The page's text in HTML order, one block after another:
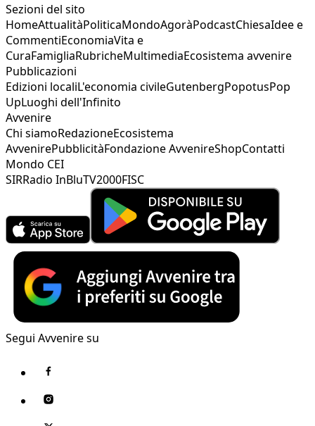
Sezioni del sito
HomeAttualitàPoliticaMondoAgoràPodcastChiesaIdee e
CommentiEconomiaVita e
CuraFamigliaRubricheMultimediaEcosistema avvenire
Pubblicazioni
Edizioni localiL'economia civileGutenbergPopotusPop
UpLuoghi dell'Infinito
Avvenire
Chi siamoRedazioneEcosistema
AvvenirePubblicitàFondazione AvvenireShopContatti
Mondo CEI
SIRRadio InBluTV2000FISC
Segui Avvenire su